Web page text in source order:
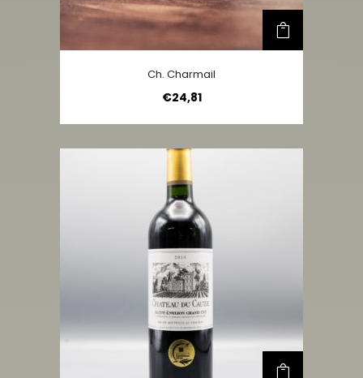
Ch. Charmail
€24,81